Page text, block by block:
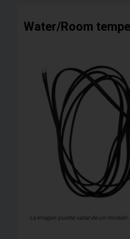
Water/Room
La imagen puede variar de un modelo